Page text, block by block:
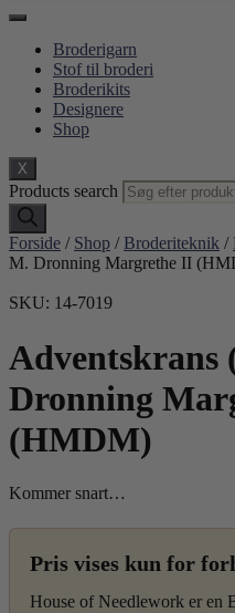
Broderigarn
Stof til broderi
Broderikits
Designere
Shop
X
Products search
Forside / Shop / Broderiteknik /
M. Dronning Margrethe II
SKU: 14-7019
Adventskrans
Dronning
(HMDM)
Kommer snart…
Pris vises kun for
House of Needlework er en